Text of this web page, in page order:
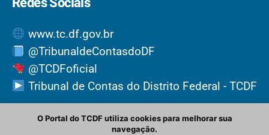
www.tc.df.gov.br
@TribunaldeContasdoDF
@TCDFoficial
Tribunal de Contas do Distrito Federal - TCDF
O Portal do TCDF utiliza cookies para melhorar sua
navegação.